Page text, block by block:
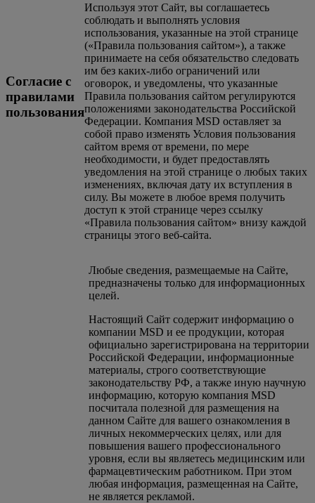
Согласие с
правилами
пользования
Используя этот Сайт, вы соглашаетесь
соблюдать и выполнять условия
использования, указанные на этой странице
(«Правила пользования сайтом»), а также
принимаете на себя обязательство следовать
им без каких-либо ограничений или
оговорок, и уведомлены, что указанные
Правила пользования сайтом регулируются
положениями законодательства Российской
Федерации. Компания MSD оставляет за
собой право изменять Условия пользования
сайтом время от времени, по мере
необходимости, и будет предоставлять
уведомления на этой странице о любых таких
изменениях, включая дату их вступления в
силу. Вы можете в любое время получить
доступ к этой странице через ссылку
«Правила пользования сайтом» внизу каждой
страницы этого веб-сайта.
Любые сведения, размещаемые на Сайте,
предназначены только для информационных
целей.
Настоящий Сайт содержит информацию о
компании MSD и ее продукции, которая
официально зарегистрирована на территории
Российской Федерации, информационные
материалы, строго соответствующие
законодательству РФ, а также иную научную
информацию, которую компания MSD
посчитала полезной для размещения на
данном Сайте для вашего ознакомления в
личных некоммерческих целях, или для
повышения вашего профессионального
уровня, если вы являетесь медицинским или
фармацевтическим работником. При этом
любая информация, размещенная на Сайте,
не является рекламой.